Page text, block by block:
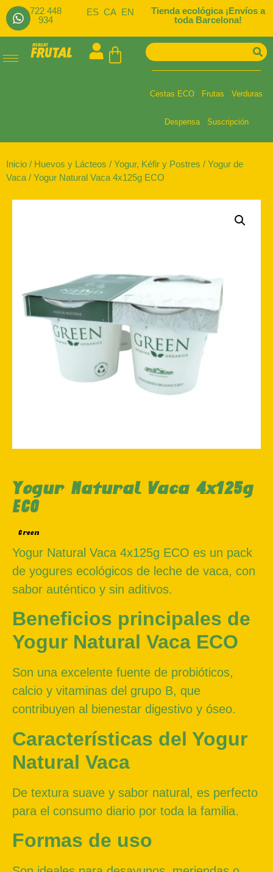
722 448
934
Tienda ecológica ¡Envíos a
toda Barcelona!
ES CA EN
Cestas ECO Frutas Verduras
Despensa Suscripción
Inicio / Huevos y Lácteos / Yogur, Kéfir y Postres / Yogur de
Vaca / Yogur Natural Vaca 4x125g ECO
Yogur Natural Vaca 4x125g
ECO
Green
Yogur Natural Vaca 4x125g ECO es un pack
de yogures ecológicos de leche de vaca, con
sabor auténtico y sin aditivos.
Beneficios principales de
Yogur Natural Vaca ECO
Son una excelente fuente de probióticos,
calcio y vitaminas del grupo B, que
contribuyen al bienestar digestivo y óseo.
Características del Yogur
Natural Vaca
De textura suave y sabor natural, es perfecto
para el consumo diario por toda la familia.
Formas de uso